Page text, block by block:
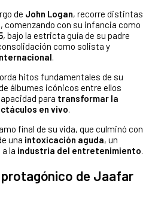
de John Logan, recorre distintas
comenzando con su infancia como
, bajo la estricta guía de su padre
como solista y
.
hitos fundamentales de su
álbumes icónicos entre ellos
para transformar la
en vivo.
final de su vida, que culminó con
una intoxicación aguda, un
la industria del entretenimiento.
de Jaafar